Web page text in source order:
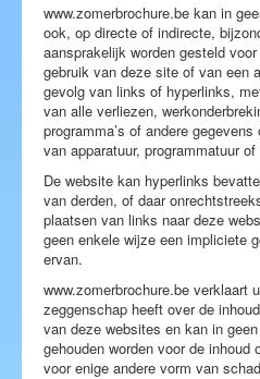
www.zomerbrochure.be kan in
ook, op directe of indirecte,
aansprakelijk worden gesteld
gebruik van deze site of van een
gevolg van links of hyperlinks,
van alle verliezen,
programma’s of andere
van apparatuur, programmatuur
De website kan hyperlinks
van derden, of daar
plaatsen van links naar deze
geen enkele wijze een impliciete
ervan.
www.zomerbrochure.be verklaart
zeggenschap heeft over de
van deze websites en kan in
gehouden worden voor de inhoud
voor enige andere vorm van